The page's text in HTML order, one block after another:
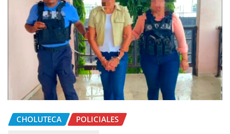
CHOLUTECA POLICIALES